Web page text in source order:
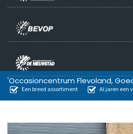
'Occasioncentrum Flevoland,
Een breed assortiment Al jaren een